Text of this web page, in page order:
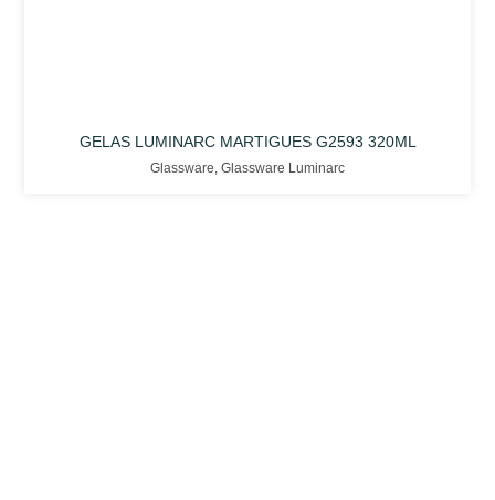
GELAS LUMINARC MARTIGUES G2593 320ML
Glassware Glassware Luminarc